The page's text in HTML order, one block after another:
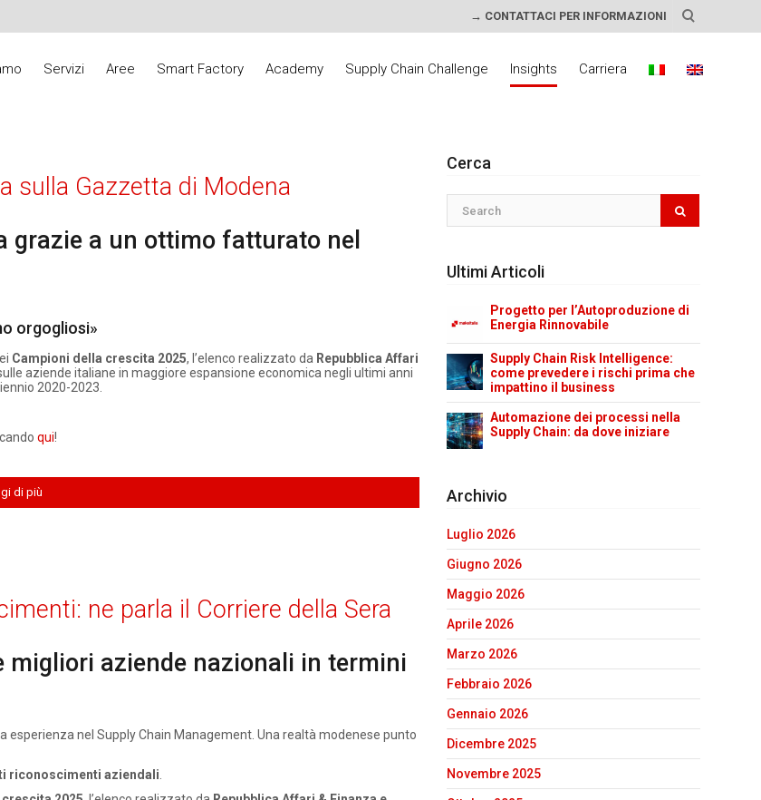
→ CONTATTACI PER INFORMAZIONI
Servizi Aree Smart Factory Academy Supply Chain Challenge Insights Carriera
sulla Gazzetta di Modena
grazie a un ottimo fatturato nel
orgogliosi»
Campioni della crescita 2025, l’elenco realizzato da Repubblica Affari
aziende italiane in maggiore espansione economica negli ultimi anni
2020-2023.
qui!
di più
ne parla il Corriere della Sera
migliori aziende nazionali in termini
esperienza nel Supply Chain Management. Una realtà modenese punto
riconoscimenti aziendali
Cerca
Ultimi Articoli
Progetto per l’Autoproduzione di
Energia Rinnovabile
Supply Chain Risk Intelligence:
come prevedere i rischi prima che
impattino il business
Automazione dei processi nella
Supply Chain: da dove iniziare
Archivio
Luglio 2026
Giugno 2026
Maggio 2026
Aprile 2026
Marzo 2026
Febbraio 2026
Gennaio 2026
Dicembre 2025
Novembre 2025